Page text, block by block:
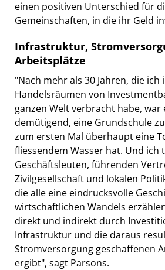
einen positiven Unterschied für
Gemeinschaften, in die ihr Geld
Infrastruktur,
Arbeitsplätze
"Nach mehr als 30 Jahren, die ich
Handelsräumen von
ganzen Welt verbracht habe,
demütigend, eine Grundschule
zum ersten Mal überhaupt eine
fliessendem Wasser hat. Und ich
Geschäftsleuten, führenden
Zivilgesellschaft und lokalen
die alle eine eindrucksvolle
wirtschaftlichen Wandels
direkt und indirekt durch
Infrastruktur und die daraus
Stromversorgung geschaffenen
ergibt", sagt Parsons.